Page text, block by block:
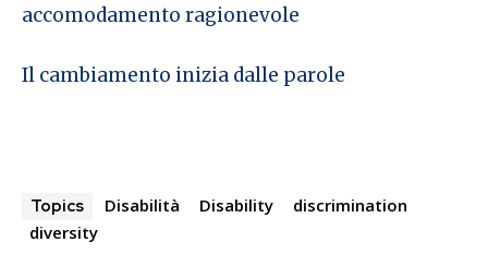
accomodamento ragionevole
Il cambiamento inizia dalle parole
Topics Disabilità Disability
discrimination
diversity